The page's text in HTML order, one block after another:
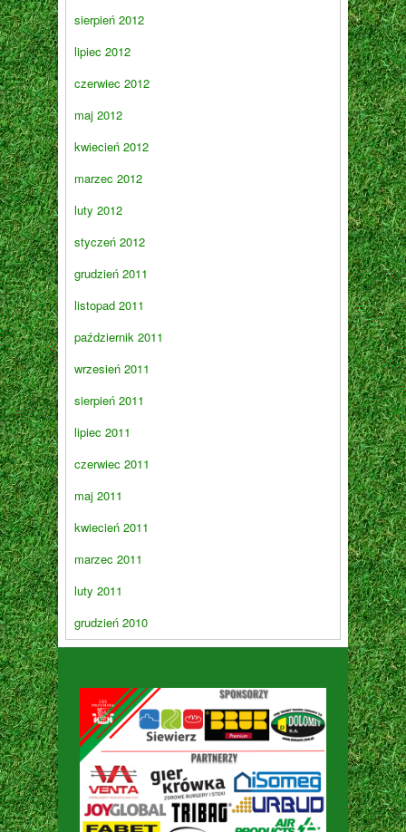
sierpień 2012
lipiec 2012
czerwiec 2012
maj 2012
kwiecień 2012
marzec 2012
luty 2012
styczeń 2012
grudzień 2011
listopad 2011
październik 2011
wrzesień 2011
sierpień 2011
lipiec 2011
czerwiec 2011
maj 2011
kwiecień 2011
marzec 2011
luty 2011
grudzień 2010